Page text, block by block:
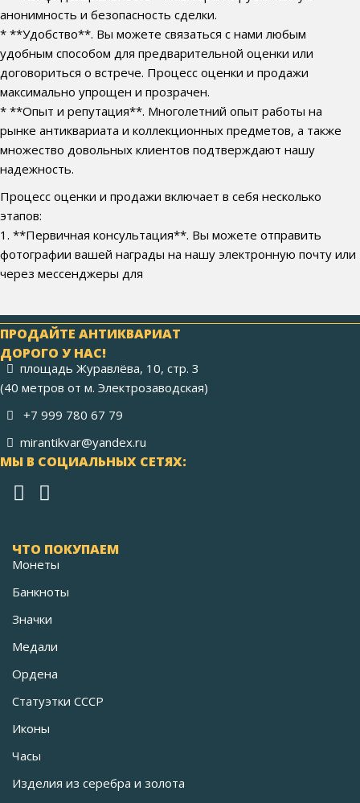
анонимность и безопасность сделки.
* **Удобство**. Вы можете связаться с нами любым
удобным способом для предварительной оценки или
договориться о встрече. Процесс оценки и продажи
максимально упрощен и прозрачен.
* **Опыт и репутация**. Многолетний опыт работы на
рынке антиквариата и коллекционных предметов, а также
множество довольных клиентов подтверждают нашу
надежность.
Процесс оценки и продажи включает в себя несколько
этапов:
1. **Первичная консультация**. Вы можете отправить
фотографии вашей награды на нашу электронную почту или
через мессенджеры для
ПРОДАЙТЕ АНТИКВАРИАТ
ДОРОГО У НАС!
площадь Журавлёва, 10, стр. 3
(40 метров от м. Электрозаводская)
+7 999 780 67 79
mirantikvar@yandex.ru
МЫ В СОЦИАЛЬНЫХ СЕТЯХ:
ЧТО ПОКУПАЕМ
Монеты
Банкноты
Значки
Медали
Ордена
Статуэтки СССР
Иконы
Часы
Изделия из серебра и золота